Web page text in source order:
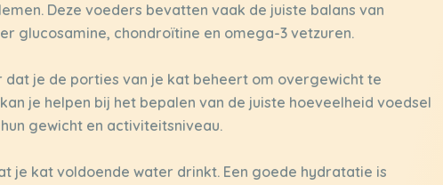
Deze voeders bevatten vaak de juiste balans van
glucosamine, chondroïtine en omega-3 vetzuren.
je de porties van je kat beheert om overgewicht te
je helpen bij het bepalen van de juiste hoeveelheid voedsel
gewicht en activiteitsniveau.
je kat voldoende water drinkt. Een goede hydratatie is